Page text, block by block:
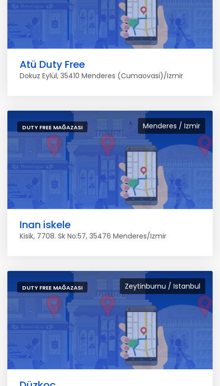
Atü Duty Free
Dokuz Eylül, 35410 Menderes (Cumaovasi)/Izmir
Menderes / Izmir
DUTY FREE MAĞAZASI
Inan iskele
Kisik, 7708. Sk No:57, 35476 Menderes/Izmir
Zeytinburnu / Istanbul
DUTY FREE MAĞAZASI